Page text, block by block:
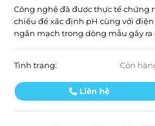
Công nghệ đã được thực tế chứng
chiếu để xác định pH cùng với
ngắn mạch trong dòng mẫu gây
Tình trạng: Còn
Liên hệ